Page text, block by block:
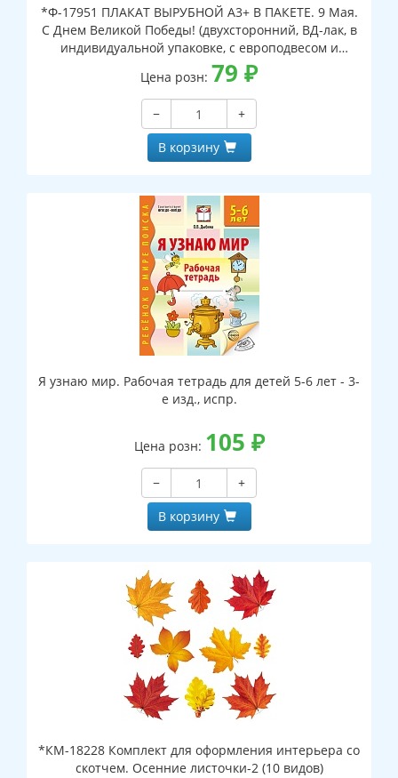
*Ф-17951 ПЛАКАТ ВЫРУБНОЙ А3+ В ПАКЕТЕ. 9 Мая.
С Днем Великой Победы! (двухсторонний, ВД-лак, в
индивидуальной упаковке, с европодвесом и
клеевым клапаном)
Цена розн: 79 ₽
−
+
В корзину
Я узнаю мир. Рабочая тетрадь для детей 5-6 лет - 3-
е изд., испр.
Цена розн: 105 ₽
−
+
В корзину
*КМ-18228 Комплект для оформления интерьера со
скотчем. Осенние листочки-2 (10 видов)